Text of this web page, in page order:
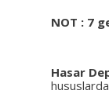
NOT : 7
Hasar